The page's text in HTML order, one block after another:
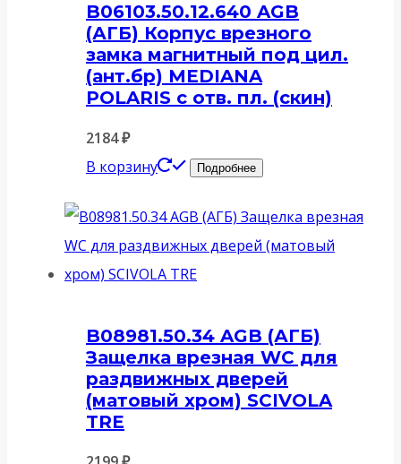
B06103.50.12.640 AGB
(АГБ) Корпус врезного
замка магнитный под цил.
(ант.бр) MEDIANA
POLARIS с отв. пл. (скин)
2184₽
В корзину
Подробнее
B08981.50.34 AGB (АГБ)
Защелка врезная WC для
раздвижных дверей
(матовый хром) SCIVOLA
TRE